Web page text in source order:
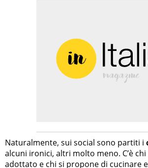
Naturalmente, sui social sono partiti i
alcuni ironici, altri molto meno. C’è
adottato e chi si propone di cucinare